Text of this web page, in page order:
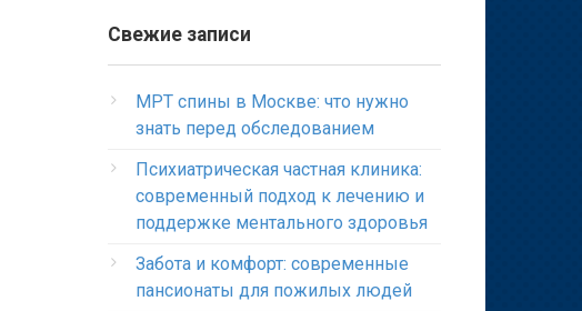
Свежие записи
МРТ спины в Москве: что нужно
знать перед обследованием
Психиатрическая частная клиника:
современный подход к лечению и
поддержке ментального здоровья
Забота и комфорт: современные
пансионаты для пожилых людей